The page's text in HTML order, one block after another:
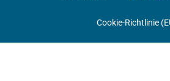
Cookie-Richtlinie